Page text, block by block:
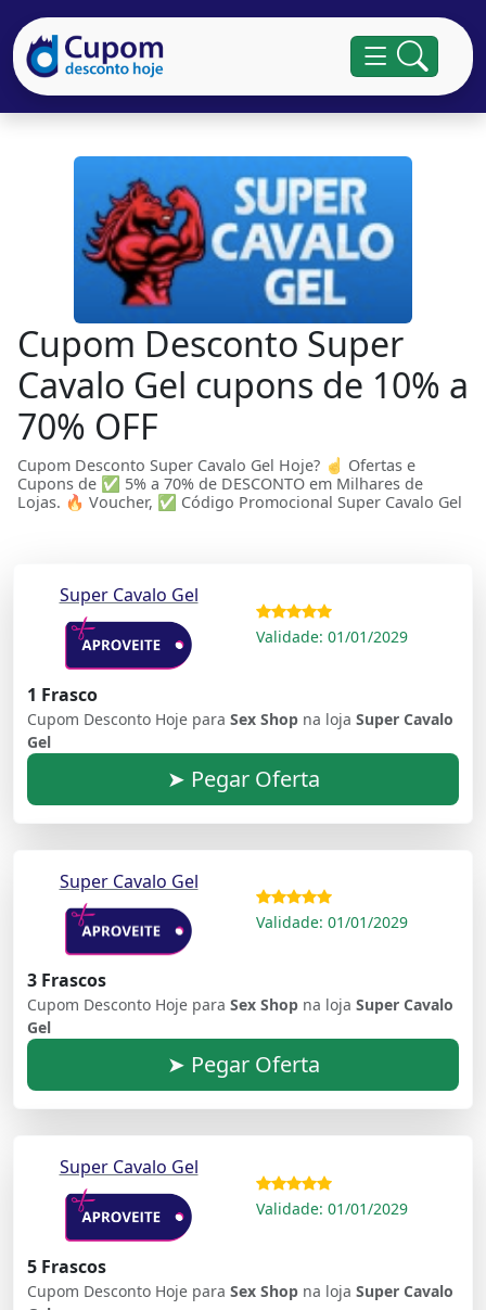
Cupom Desconto Super
Cavalo Gel cupons de 10% a
70% OFF
Cupom Desconto Super Cavalo Gel Hoje? ☝ Ofertas e
Cupons de ✅ 5% a 70% de DESCONTO em Milhares de
Lojas. 🔥 Voucher, ✅ Código Promocional Super Cavalo Gel
Super Cavalo Gel
Validade: 01/01/2029
1 Frasco
Cupom Desconto Hoje para Sex Shop na loja Super Cavalo
Gel
➤ Pegar Oferta
Super Cavalo Gel
Validade: 01/01/2029
3 Frascos
Cupom Desconto Hoje para Sex Shop na loja Super Cavalo
Gel
➤ Pegar Oferta
Super Cavalo Gel
Validade: 01/01/2029
5 Frascos
Cupom Desconto Hoje para Sex Shop na loja Super Cavalo